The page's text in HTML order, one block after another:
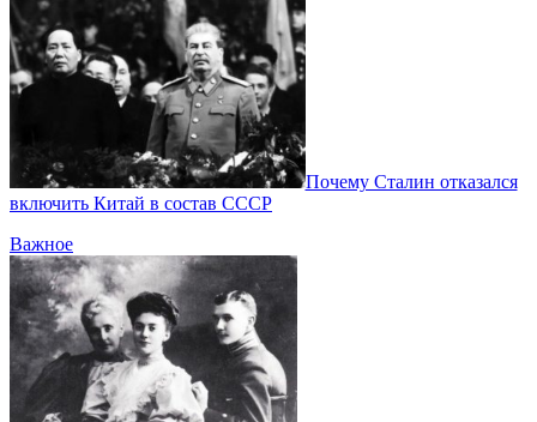
Почему Сталин отказался
включить Китай в состав СССР
Важное